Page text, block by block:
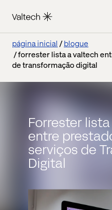
página inicial
blogue
forrester lista a valtech
de transformação digital
Forrester
entre
serviços de
Digital